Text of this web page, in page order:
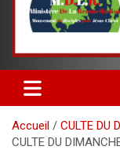
Accueil
CULTE DU
CULTE DU